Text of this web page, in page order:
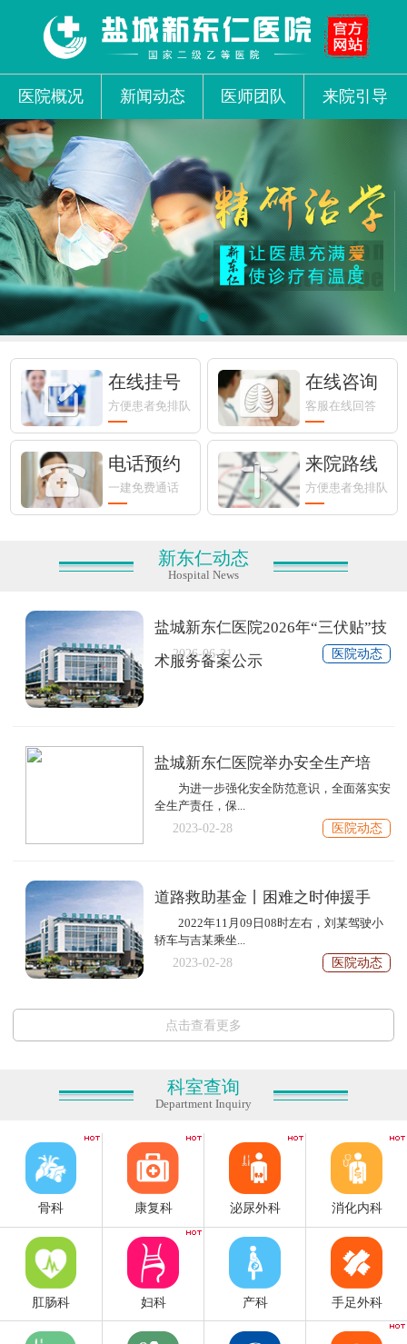
医院概况 新闻动态 医师团队 来院引导
在线挂号
方便患者免排队
在线咨询
客服在线回答
电话预约
一建免费通话
来院路线
方便患者免排队
新东仁动态
Hospital News
盐城新东仁医院2026年“三伏贴”技
术服务备案公示
2026-06-21 医院动态
盐城新东仁医院举办安全生产培
为进一步强化安全防范意识，全面落实安
全生产责任，保...
2023-02-28 医院动态
道路救助基金丨困难之时伸援手
2022年11月09日08时左右，刘某驾驶小
轿车与吉某乘坐...
2023-02-28 医院动态
点击查看更多
科室查询
Department Inquiry
骨科 康复科 泌尿外科 消化内科
肛肠科 妇科 产科 手足外科